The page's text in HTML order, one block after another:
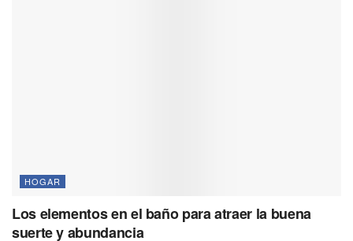
HOGAR
Los elementos en el baño para atraer la buena
suerte y abundancia